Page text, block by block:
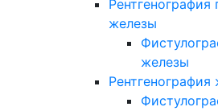
железы
железы